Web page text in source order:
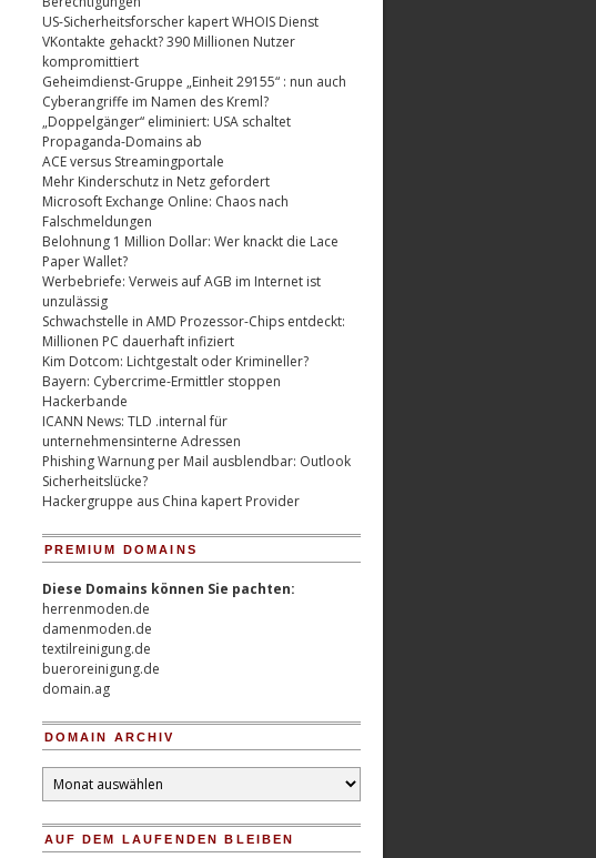
US-Sicherheitsforscher kapert WHOIS Dienst
VKontakte gehackt? 390 Millionen Nutzer
kompromittiert
Geheimdienst-Gruppe „Einheit 29155“ : nun auch
Cyberangriffe im Namen des Kreml?
„Doppelgänger“ eliminiert: USA schaltet
Propaganda-Domains ab
ACE versus Streamingportale
Mehr Kinderschutz in Netz gefordert
Microsoft Exchange Online: Chaos nach
Falschmeldungen
Belohnung 1 Million Dollar: Wer knackt die Lace
Paper Wallet?
Werbebriefe: Verweis auf AGB im Internet ist
unzulässig
Schwachstelle in AMD Prozessor-Chips entdeckt:
Millionen PC dauerhaft infiziert
Kim Dotcom: Lichtgestalt oder Krimineller?
Bayern: Cybercrime-Ermittler stoppen
Hackerbande
ICANN News: TLD .internal für
unternehmensinterne Adressen
Phishing Warnung per Mail ausblendbar: Outlook
Sicherheitslücke?
Hackergruppe aus China kapert Provider
PREMIUM DOMAINS
Diese Domains können Sie pachten:
herrenmoden.de
damenmoden.de
textilreinigung.de
bueroreinigung.de
domain.ag
DOMAIN ARCHIV
Domain
Archiv
AUF DEM LAUFENDEN BLEIBEN